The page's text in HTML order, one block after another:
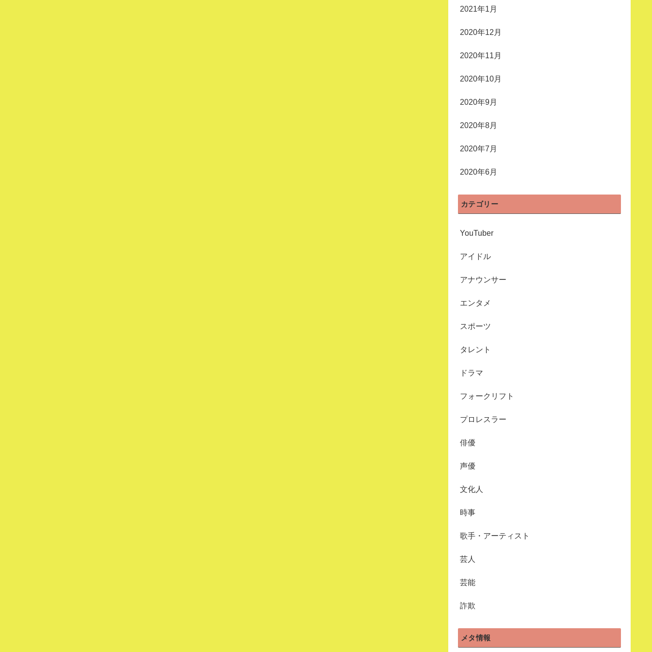
2021年1月
2020年12月
2020年11月
2020年10月
2020年9月
2020年8月
2020年7月
2020年6月
カテゴリー
YouTuber
アイドル
アナウンサー
エンタメ
スポーツ
タレント
ドラマ
フォークリフト
プロレスラー
俳優
声優
文化人
時事
歌手・アーティスト
芸人
芸能
詐欺
メタ情報